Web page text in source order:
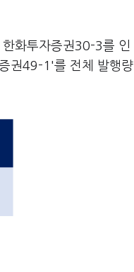
화투자증권30-3를 인
권49-1'를 전체 발행량